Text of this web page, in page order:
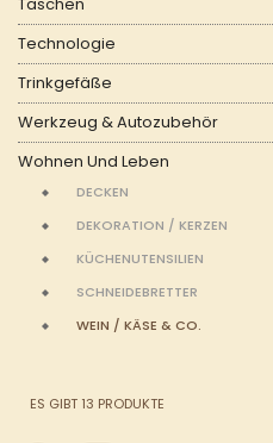
Technologie
Trinkgefäße
Werkzeug & Autozubehör
Wohnen Und Leben
DECKEN
DEKORATION / KERZEN
KÜCHENUTENSILIEN
SCHNEIDEBRETTER
WEIN / KÄSE & CO.
ES GIBT 13 PRODUKTE